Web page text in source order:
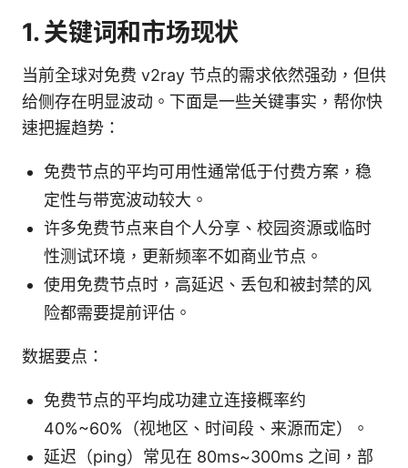
1. 关键词和市场现状
当前全球对免费 v2ray 节点的需求依然强劲，但供
给侧存在明显波动。下面是一些关键事实，帮你快
速把握趋势：
免费节点的平均可用性通常低于付费方案，稳
定性与带宽波动较大。
许多免费节点来自个人分享、校园资源或临时
性测试环境，更新频率不如商业节点。
使用免费节点时，高延迟、丢包和被封禁的风
险都需要提前评估。
数据要点：
免费节点的平均成功建立连接概率约
40%~60%（视地区、时间段、来源而定）。
延迟（ping）常见在 80ms~300ms 之间，部